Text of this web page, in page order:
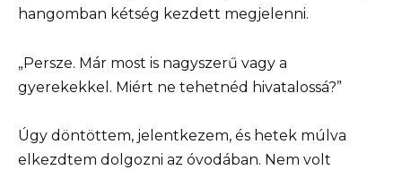
hangomban kétség kezdett megjelenni.
„Persze. Már most is nagyszerű vagy a
gyerekekkel. Miért ne tehetnéd hivatalossá?”
Úgy döntöttem, jelentkezem, és hetek múlva
elkezdtem dolgozni az óvodában. Nem volt